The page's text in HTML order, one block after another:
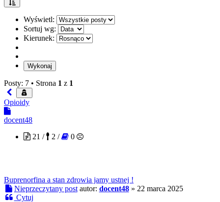
Wyświetl:
Sortuj wg:
Kierunek:
Posty: 7 • Strona 1 z 1
Opioidy
docent48
21 /
2 / 0
Buprenorfina a stan zdrowia jamy ustnej !
Nieprzeczytany post autor: docent48» 22 marca 2025
Cytuj